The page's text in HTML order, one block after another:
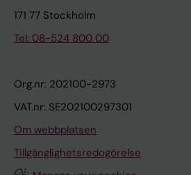
171 77 Stockholm
Tel: 08-524 800 00
Org.nr: 202100-2973
VAT.nr: SE202100297301
Om webbplatsen
Tillgänglighetsredogörelse